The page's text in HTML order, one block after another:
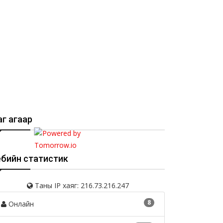
агаар
статистик
Таны IP хаяг: 216.73.216.247
8
Онлайн